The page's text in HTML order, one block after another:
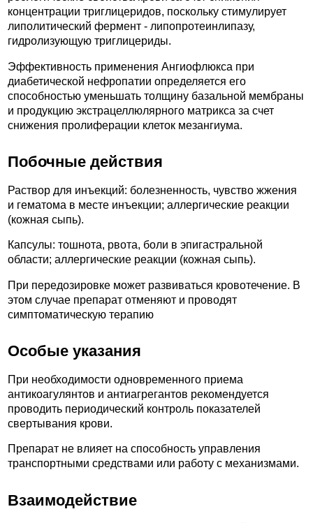
концентрации триглицеридов, поскольку стимулирует
липолитический фермент - липопротеинлипазу,
гидролизующую триглицериды.
Эффективность применения Ангиофлюкса при
диабетической нефропатии определяется его
способностью уменьшать толщину базальной мембраны
и продукцию экстрацеллюлярного матрикса за счет
снижения пролиферации клеток мезангиума.
Побочные действия
Раствор для инъекций: болезненность, чувство жжения
и гематома в месте инъекции; аллергические реакции
(кожная сыпь).
Капсулы: тошнота, рвота, боли в эпигастральной
области; аллергические реакции (кожная сыпь).
При передозировке может развиваться кровотечение. В
этом случае препарат отменяют и проводят
симптоматическую терапию
Особые указания
При необходимости одновременного приема
антикоагулянтов и антиагрегантов рекомендуется
проводить периодический контроль показателей
свертывания крови.
Препарат не влияет на способность управления
транспортными средствами или работу с механизмами.
Взаимодействие